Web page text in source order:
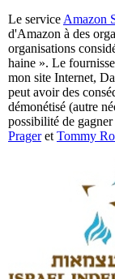
Le service Amazon
d'Amazon à des
organisations
haine ». Le
mon site Internet,
peut avoir des
démonétisé (autre
possibilité de
Prageret Tommy